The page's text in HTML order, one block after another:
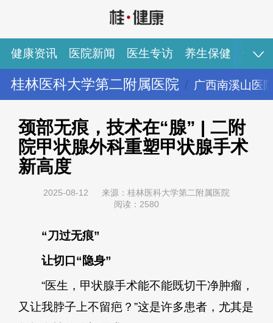
健康资讯 医院新闻 医生专访 养生保健 健康
桂林医科大学第二附属医院 广西南溪山医
健康资讯 医院新闻 医生专访 养生保健 健康视频
专家推荐 图说健康
颈部无痕，技术在“腺” | 二附
院甲状腺外科重塑甲状腺手术
新高度
2025-08-12
来源：桂林医科大学第二附属医院
阅读：2580
“刀过无痕”
让切口“隐身”
“医生，甲状腺手术能不能既切干净肿瘤，
又让我脖子上不留疤？”这是许多患者，尤其是